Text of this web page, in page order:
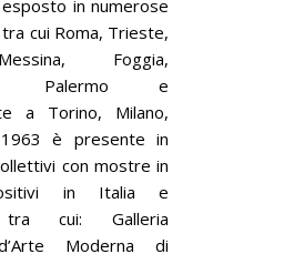
in numerose
cui Roma, Trieste,
Foggia,
Palermo e
a Torino, Milano,
è presente in
con mostre in
in Italia e
tra cui: Galleria
Moderna di